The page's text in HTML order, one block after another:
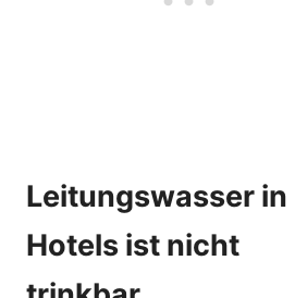
Leitungswasser in
Hotels ist nicht